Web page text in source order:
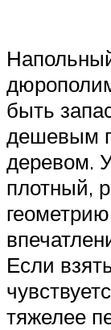
быть
дешевым
деревом.
плотный,
Если
тяжелее